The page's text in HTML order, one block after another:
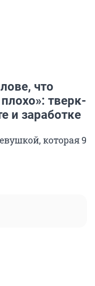
что
тверк-
и заработке
которая 9